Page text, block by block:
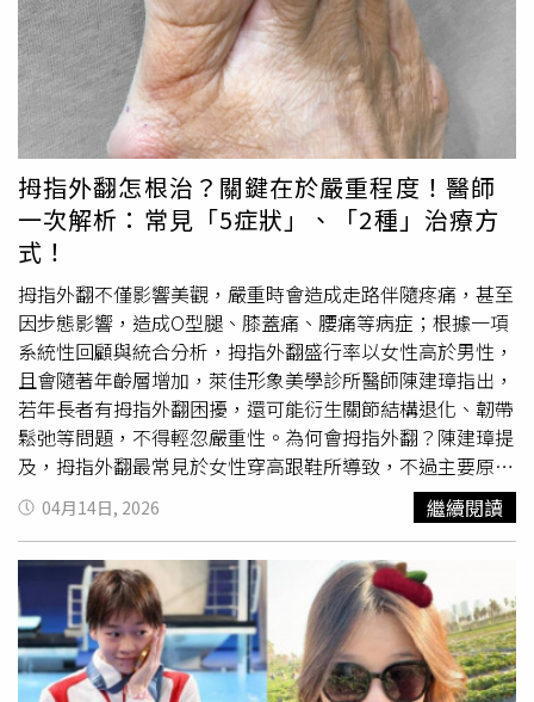
3、若股房同時過冷或過熱，都不利執政黨選情。因此，預
測政府對股市發展最可能採取的策略，將是：「先降溫、後
維穩」，亦即是在6、7月股市過熱前，適度冷卻市場，避免
股市失控暴衝，選前再適度釋出利多穩定股民信心。選前房
市走勢大預測：「房價適度鬆動、政策就跟著鬆綁」李同榮
最後指出，房市方面政策方向則將維持：「房價適度鬆動、
政策就跟著鬆綁」也就是說：不容許房價再度大幅飆漲，但
也不希望房市過度崩跌，若巿場價格適度修正，政策可能逐
步鬆綁。李同榮認為，在房市下修未達滿足點之際，縱使是
股市退埸，部分資金流入剛需市場以外，也難全部流入房
市。當股房雙弱時，流動資金就會轉移至國內超額儲蓄體系
或國外基金債券等多元投資。未來，唯有讓市場回歸理性、
依循經濟發展基本面脈動，資金穩定合理流動，才是股市房
市最健康的發展格局。股房4象限與資金流向圖。（圖／李
同榮提供）美媒指台股玩火恐崩盤！謝金河揭2關鍵：半導
體在衝浪台股過熱在玩火？ 謝金河搖頭：是全球半導體在
衝浪台股4萬點卻更窮？ 作家揭隱憂：台灣陷入「荷蘭病」
危機
如其來的結果讓夫妻倆難以接受。婷婷在事後查閱相關資料
時，心理壓力加劇，並一度自責是否與自身孕期行為有關。
對此，醫生解釋，唇腭裂多發生於胚胎發育早期（約孕4至8
週），通常屬於發育過程中的偶發性異常，並非單一行為所
致。醫學資料顯示，唇腭裂為常見先天性顱面 畸形之一，在
中國大陸約每600名新生兒中就有1例。專家指出，若產前
發現此類情況，需重點評估裂口程度、是否合併其他器官異
常，以及後續治療的可行性。對於單純唇腭裂，多數患兒經
手術修復後可獲得良好恢復，智力與運動能力通常不受影
響。事實上，目前唇腭裂修復技術已較成熟，亦有公益資源
提供協助，例如由李亞鵬發起的嫣然天使基金，長期為患兒
提供醫療援助與支持。不過，經進一步檢查與羊水穿刺評估
後，婷婷與丈夫綜合考量家庭條件與未來照護壓力，最終決
定終止妊娠。
拇指外翻怎根治？關鍵在於嚴重程度！醫師
一次解析：常見「5症狀」、「2種」治療方
式！
拇指外翻不僅影響美觀，嚴重時會造成走路伴隨疼痛，甚至
因步態影響，造成O型腿、膝蓋痛、腰痛等病症；根據一項
系統性回顧與統合分析，拇指外翻盛行率以女性高於男性，
且會隨著年齡層增加，萊佳形象美學診所醫師陳建璋指出，
若年長者有拇指外翻困擾，還可能衍生關節結構退化、韌帶
鬆弛等問題，不得輕忽嚴重性。為何會拇指外翻？陳建璋提
及，拇指外翻最常見於女性穿高跟鞋所導致，不過主要原因
則與遺傳有關，因先天腳部結構差異、足部肌肉無力等，造
成不良的行走習慣，若又穿了不適合的鞋子，就會造成拇指
外翻，甚至逐漸惡化。1.先天因素．遺傳：若父母有拇指外
翻情況，子女患病的機率非常高。．扁平足/高弓足：前者
因足弓塌陷造成足部過度內旋、前足壓力增加；後者則因足
弓僵硬導致重心不穩，造成腳趾向內側擠壓。．關節過動症
候群：因先天韌帶、筋膜鬆弛，使得大拇趾根部關節處於不
穩定狀態。2.後天因素．不適合鞋具：包括楦頭過窄、尖
04月14日, 2026 繼續閱讀